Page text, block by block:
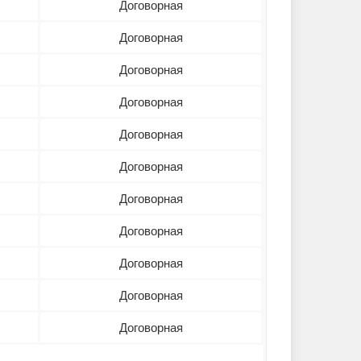
Договорная
Договорная
Договорная
Договорная
Договорная
Договорная
Договорная
Договорная
Договорная
Договорная
Договорная